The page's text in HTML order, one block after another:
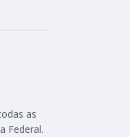
as
Federal.